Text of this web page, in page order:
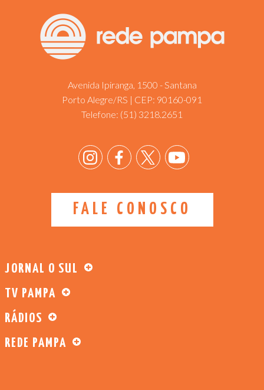
Avenida Ipiranga, 1500 - Santana
Porto Alegre/RS | CEP: 90160-091
Telefone: (51) 3218.2651
FALE CONOSCO
JORNAL O SUL
TV PAMPA
RÁDIOS
REDE PAMPA